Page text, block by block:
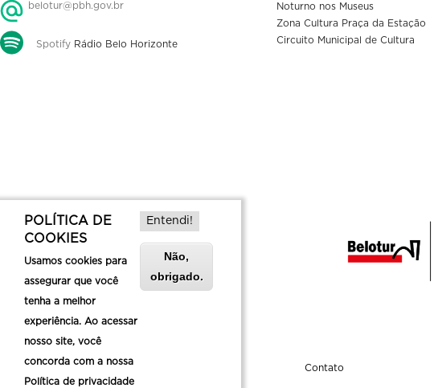
belotur@pbh.gov.br
Spotify Rádio Belo Horizonte
Noturno nos Museus
Zona Cultura Praça da Estação
Circuito Municipal de Cultura
Sobre a Belotur Contato
POLÍTICA DE
COOKIES
Usamos cookies para
assegurar que você
tenha a melhor
experiência. Ao acessar
nosso site, você
concorda com a nossa
Política de privacidade
Entendi!
Não,
obrigado.